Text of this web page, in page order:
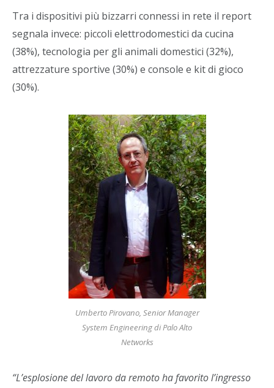
Tra i dispositivi più bizzarri connessi in rete il report
segnala invece: piccoli elettrodomestici da cucina
(38%), tecnologia per gli animali domestici (32%),
attrezzature sportive (30%) e console e kit di gioco
(30%).
Umberto Pirovano, Senior Manager
System Engineering di Palo Alto
Networks
“L’esplosione del lavoro da remoto ha favorito l’ingresso